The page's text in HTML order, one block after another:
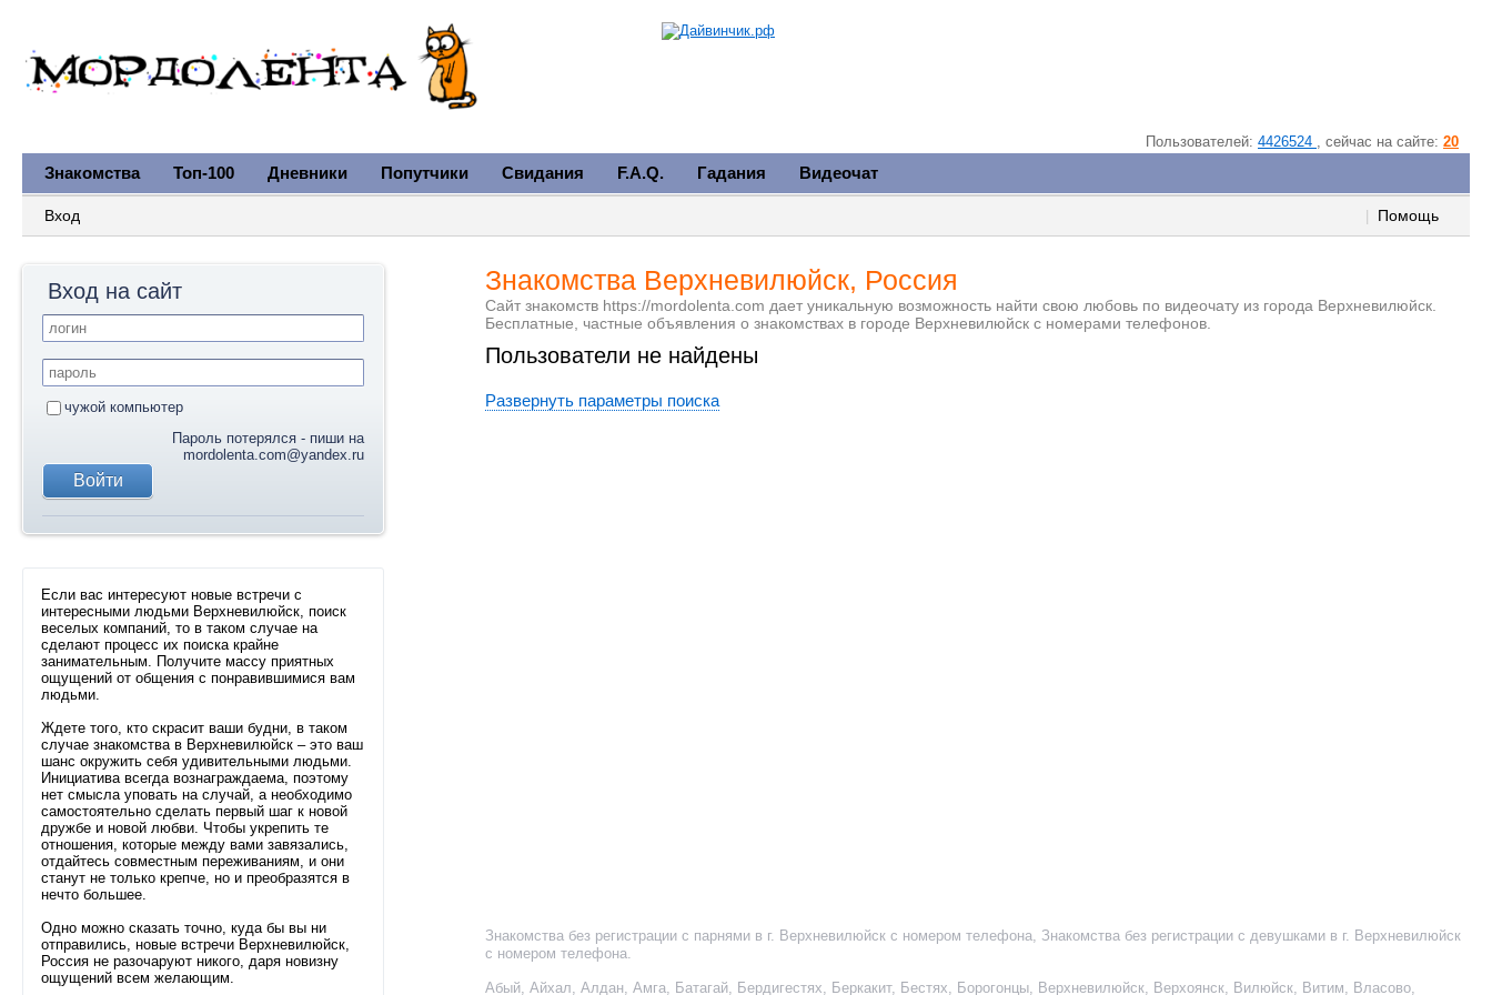
Пользователей: 4426524 , cейчас на сайте: 20
Знакомства Топ-100 Дневники Попутчики Свидания F.A.Q. Гадания Видеочат
Помощь
Вход
Знакомства Верхневилюйск, Россия
Сайт знакомств https://mordolenta.com дает уникальную возможность найти свою любовь по видеочату из города Верхневилюйск.
Бесплатные, частные объявления о знакомствах в городе Верхневилюйск с номерами телефонов.
Пользователи не найдены
Развернуть параметры поиска
Знакомства без регистрации с парнями в г. Верхневилюйск с номером телефона, Знакомства без регистрации с девушками в г. Верхневилюйск
с номером телефона.
Абый,Айхал,Алдан,Амга, Батагай, Бердигестях, Беркакит, Бестях, Борогонцы, Верхневилюйск, Верхоянск, Вилюйск, Витим, Власово,
Вход на сайт
чужой компьютер
Пароль потерялся - пиши на
mordolenta.com@yandex.ru
Если вас интересуют новые встречи с
интересными людьми Верхневилюйск, поиск
веселых компаний, то в таком случае на
сделают процесс их поиска крайне
занимательным. Получите массу приятных
ощущений от общения с понравившимися вам
людьми.
Ждете того, кто скрасит ваши будни, в таком
случае знакомства в Верхневилюйск – это ваш
шанс окружить себя удивительными людьми.
Инициатива всегда вознаграждаема, поэтому
нет смысла уповать на случай, а необходимо
самостоятельно сделать первый шаг к новой
дружбе и новой любви. Чтобы укрепить те
отношения, которые между вами завязались,
отдайтесь совместным переживаниям, и они
станут не только крепче, но и преобразятся в
нечто большее.
Одно можно сказать точно, куда бы вы ни
отправились, новые встречи Верхневилюйск,
Россия не разочаруют никого, даря новизну
ощущений всем желающим.